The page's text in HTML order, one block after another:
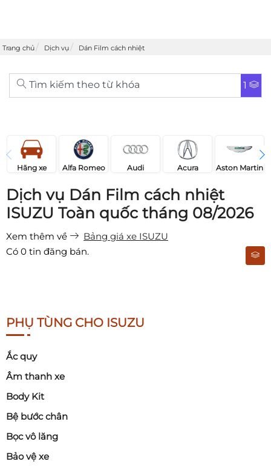
Trang chủ Dịch vụ Dán Film cách nhiệt
Tìm kiếm theo từ khóa 1
Hãng xe Alfa Romeo Audi Acura Aston Martin
Dịch vụ Dán Film cách nhiệt
ISUZU Toàn quốc tháng 08/2026
Xem thêm về
Bảng giá xe ISUZU
Có 0 tin đăng bán.
PHỤ TÙNG CHO ISUZU
Ắc quy
Âm thanh xe
Body Kit
Bệ bước chân
Bọc vô lăng
Bảo vệ xe